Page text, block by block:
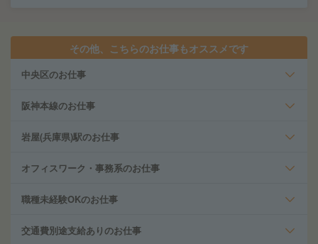
その他、こちらのお仕事もオススメです
中央区のお仕事
阪神本線のお仕事
岩屋(兵庫県)駅のお仕事
オフィスワーク・事務系のお仕事
職種未経験OKのお仕事
交通費別途支給ありのお仕事